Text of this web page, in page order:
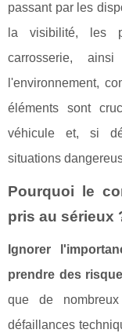
passant par les
la visibilité, les
carrosserie,
l'environnement,
éléments sont
véhicule et, si
situations
Pourquoi le
pris au sérieux
Ignorer
prendre des
que de
défaillances